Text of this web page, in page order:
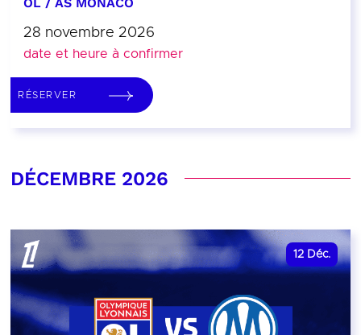
28 novembre 2026
date et heure à confirmer
RÉSERVER
DÉCEMBRE 2026
12 Déc.